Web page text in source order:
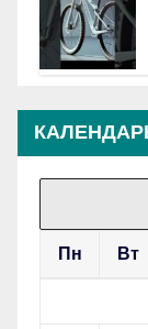
Пн Вт